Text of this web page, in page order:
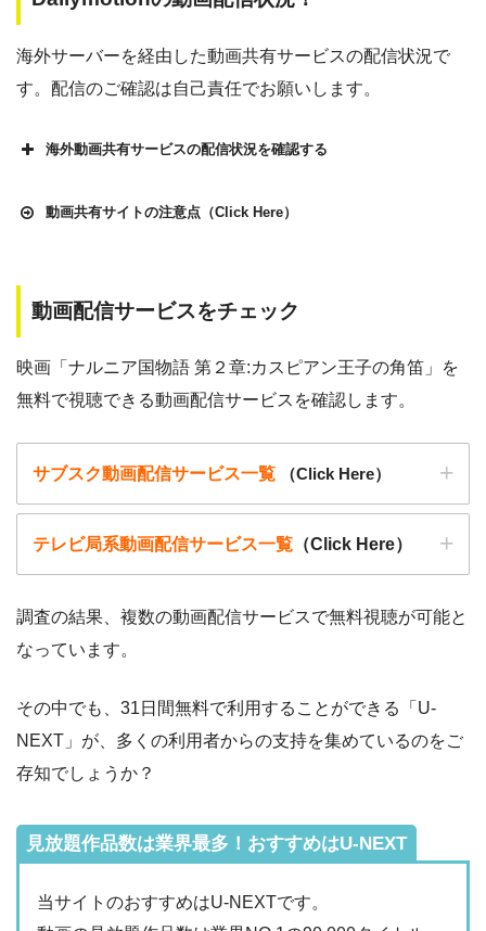
海外サーバーを経由した動画共有サービスの配信状況で
す。配信のご確認は自己責任でお願いします。
海外動画共有サービスの配信状況を確認する
各動画共有サイトを実際に確認する
▶︎9tsu
▶︎Pandora.TV
動画共有サイトの注意点（Click Here）
Openloadや9tsu、無料ホームシアターなどの海外動画共有サ
いる恐れがあります。
法律に触れることはもちろん、フィッシング詐欺やウイルス
感染によるスマホ・パソコントラブルの原因となります。
こうした動画共有サイトでの動画の視聴は控える事をおすす
めします。
また、著作権については、保護の・違反に対しての厳罰化の
法改正がされました。（詳しくは「文化庁」WEBサイト参
照）
著作物の取り扱いについては注意喚起が「
す。
以下で紹介する動画配信サイトは安全に作品を視聴することがで
きます。
動画配信サービスをチェック
映画「ナルニア国物語 第２章:カスピアン王子の角笛」を
無料で視聴できる動画配信サービスを確認します。
サブスク動画配信サービス一覧 （Click Here）
・月額料金
ー
FODプレミアム
・31日間
テレビ局系動画配信サービス一覧 （Click Here）
動画配信サービ
ス
Tver
ー ー
調査の結果、複数の動画配信サービスで無料視聴が可能と
なっています。
その中でも、31日間無料で利用することができる「U-
NEXT」が、多くの利用者からの支持を集めているのをご
存知でしょうか？
見放題作品数は業界最多！おすすめはU-NEXT
当サイトのおすすめはU-NEXTです。